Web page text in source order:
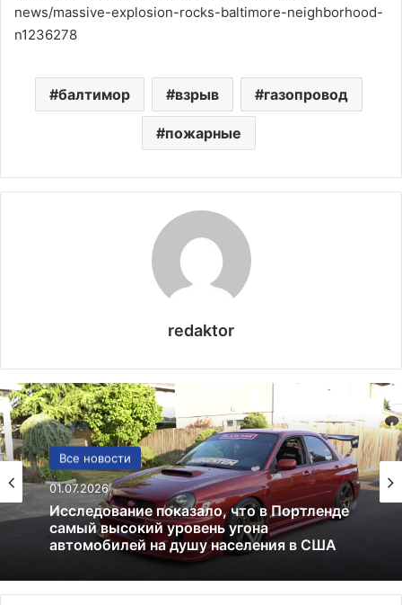
news/massive-explosion-rocks-baltimore-neighborhood-
n1236278
балтимор взрыв газопровод
пожарные
redaktor
Все новости
01.07.2026
США
13.06.2025
Америка имеет огромный избыток сыра